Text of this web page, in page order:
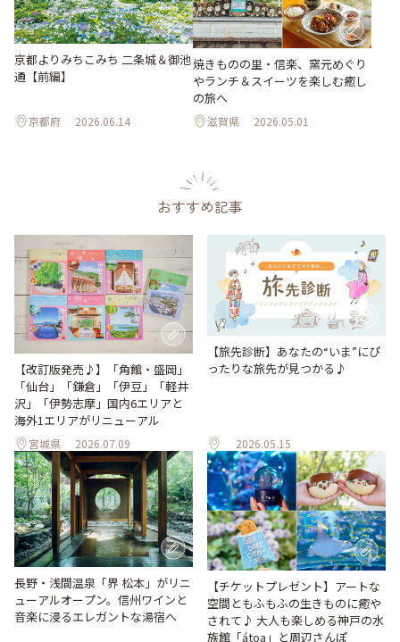
京都よりみちこみち 二条城＆御池
通【前編】
京都府 2026.06.14
焼きものの里・信楽、窯元めぐり
やランチ＆スイーツを楽しむ癒し
の旅へ
滋賀県 2026.05.01
おすすめ記事
【改訂版発売♪】「角館・盛岡」
「仙台」「鎌倉」「伊豆」「軽井
沢」「伊勢志摩」国内6エリアと
海外1エリアがリニューアル
宮城県 2026.07.09
【旅先診断】あなたの“いま”にぴ
ったりな旅先が見つかる♪
2026.05.15
長野・浅間温泉「界 松本」がリニ
ューアルオープン。信州ワインと
音楽に浸るエレガントな湯宿へ
【チケットプレゼント】アートな
空間ともふもふの生きものに癒や
されて♪ 大人も楽しめる神戸の水
族館「átoa」と周辺さんぽ